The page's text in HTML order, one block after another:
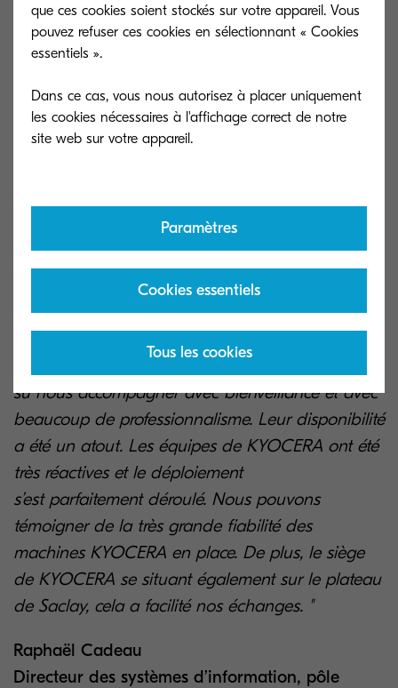
l’infrastructure technique, la téléphonie fixe et
mobile, les systèmes d’impression et le RGPD.
Avantages
Des centaines de milliers d’euros
La Communauté Paris Saclay a divisé
su nous accompagner avec bienveillance et avec
beaucoup de professionnalisme. Leur disponibilité
a été un atout. Les équipes de KYOCERA ont été
très réactives et le déploiement
s’est parfaitement déroulé. Nous pouvons
témoigner de la très grande fiabilité des
machines KYOCERA en place. De plus, le siège
de KYOCERA se situant également sur le plateau
de Saclay, cela a facilité nos échanges. "
Raphaël Cadeau
Directeur des systèmes d’information, pôle
que ces cookies soient stockés sur votre appareil. Vous
pouvez refuser ces cookies en sélectionnant « Cookies
essentiels ».
Dans ce cas, vous nous autorisez à placer uniquement
les cookies nécessaires à l'affichage correct de notre
Paramètres
Cookies essentiels
Tous les cookies